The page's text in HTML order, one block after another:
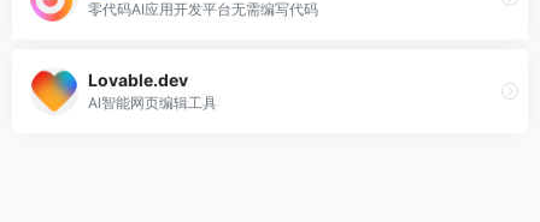
零代码AI应用开发平台无需编写代码
Lovable.dev
AI智能网页编辑工具